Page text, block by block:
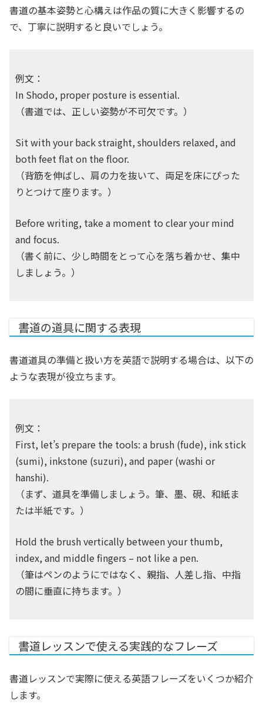
書道の基本姿勢と心構えは作品の質に大きく影響するの
で、丁寧に説明すると良いでしょう。
例文：
In Shodo, proper posture is essential.
（書道では、正しい姿勢が不可欠です。）
Sit with your back straight, shoulders relaxed, and
both feet flat on the floor.
（背筋を伸ばし、肩の力を抜いて、両足を床にぴった
りとつけて座ります。）
Before writing, take a moment to clear your mind
and focus.
（書く前に、少し時間をとって心を落ち着かせ、集中
しましょう。）
書道の道具に関する表現
書道道具の準備と扱い方を英語で説明する場合は、以下の
ような表現が役立ちます。
例文：
First, let’s prepare the tools: a brush (fude), ink stick
(sumi), inkstone (suzuri), and paper (washi or
hanshi).
（まず、道具を準備しましょう。筆、墨、硯、和紙ま
たは半紙です。）
Hold the brush vertically between your thumb,
index, and middle fingers – not like a pen.
（筆はペンのようにではなく、親指、人差し指、中指
の間に垂直に持ちます。）
書道レッスンで使える実践的なフレーズ
書道レッスンで実際に使える英語フレーズをいくつか紹介
します。